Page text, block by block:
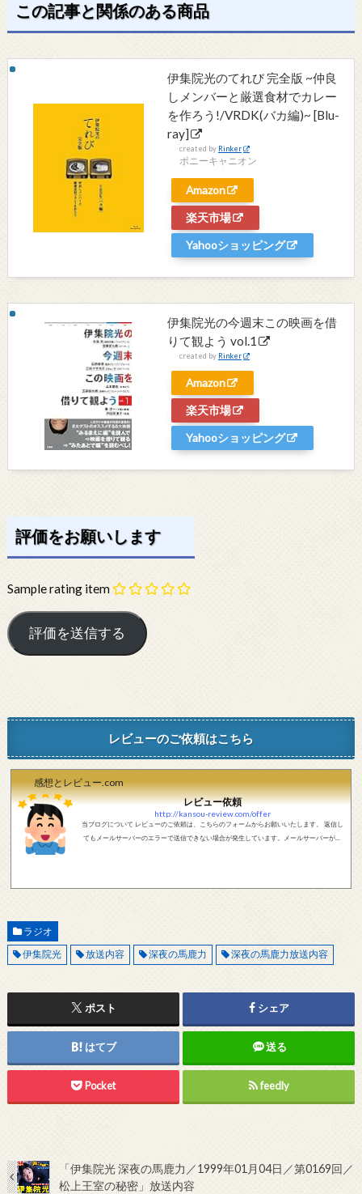
この記事と関係のある商品
伊集院光のてれび 完全版 ~仲良
しメンバーと厳選食材でカレー
を作ろう!/VRDK(バカ編)~ [Blu-
ray]
created by Rinker
ポニーキャニオン
Amazon
楽天市場
Yahooショッピング
伊集院光の今週末この映画を借
りて観よう vol.1
created by Rinker
Amazon
楽天市場
Yahooショッピング
評価をお願いします
Sample rating item
レビューのご依頼はこちら
感想とレビュー.com
レビュー依頼
http://kansou-review.com/offer
当ブログについて レビューのご依頼は、こちらのフォームからお願いいたします。 返信し
てもメールサーバーのエラーで送信できない場合が発生しています。メールサーバーが正
ラジオ
伊集院光
放送内容 深夜の馬鹿力 深夜の馬鹿力放送内容
ポスト シェア
はてブ 送る
Pocket feedly
「伊集院光 深夜の馬鹿力／1999年01月04日／第0169回／
松上王室の秘密」放送内容